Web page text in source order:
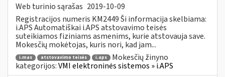
Web turinio sąrašas 2019-10-09
Registracijos numeris KM2449 Ši informacija skelbiama:
i.APS Automatiškai i.APS atstovavimo teisės
suteikiamos fiziniams asmenims, kurie atstovauja save.
Mokesčių mokėtojas, kuris nori, kad jam...
i.mas atstovavimo teisės i.aps
Mokesčių žinyno
kategorijos:VMI elektroninės sistemos » i.APS